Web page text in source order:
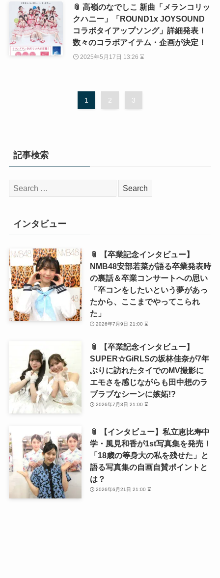
📎 高嶺のなでしこ 新曲「メランコリッ
クハニー」「ROUND1x JOYSOUND
コラボタイアップソング」詳細発表！
数々のコラボアイテム・企画が決定！
2025年5月17日 13:26 ⌛
1 2 3
記事検索
検
索:
インタビュー
📎 【卒業記念インタビュー】
NMB48安部若菜が語る卒業発表時
の裏話＆卒業コンサートへの思い
「卒コンをしたいという夢があっ
たから、ここまでやってこられ
た」
2026年7月9日 21:00 ⌛
📎 【卒業記念インタビュー】
SUPER☆GiRLSの坂林佳奈が7年
ぶりに訪れたタイでのMV撮影に
エモさを感じながらも田中想のラ
ブラブなシーンに嫉妬!?
2026年7月3日 21:00 ⌛
📎 【インタビュー】私立恵比寿中
学・風見和香が1st写真集を発売！
「18歳の等身大の私を残せた」と
語る写真集の自画自賛ポイントと
は？
2026年6月21日 21:00 ⌛